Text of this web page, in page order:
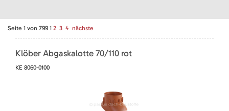
Seite 1 von 799 1 2 3 4 nächste
Klöber Abgaskalotte 70/110 rot
KE 8060-0100